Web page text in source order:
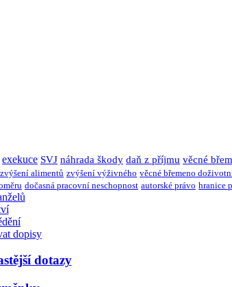
exekuce SVJ náhrada škody daň z příjmu věcné
zvýšení alimentů zvýšení výživného věcné břemeno
dočasná pracovní neschopnost autorské právo hranice